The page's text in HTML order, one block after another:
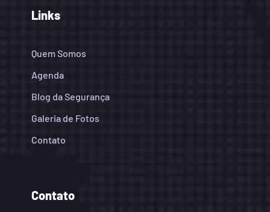
Links
Quem Somos
Agenda
Blog da Segurança
Galeria de Fotos
Contato
Contato